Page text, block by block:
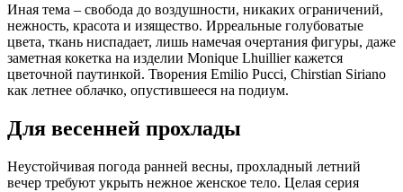
Иная тема – свобода до воздушности, никаких ограничений,
нежность, красота и изящество. Ирреальные голубоватые
цвета, ткань ниспадает, лишь намечая очертания фигуры, даже
заметная кокетка на изделии Monique Lhuillier кажется
цветочной паутинкой. Творения Emilio Pucci, Chirstian Siriano
как летнее облачко, опустившееся на подиум.
Для весенней прохлады
Неустойчивая погода ранней весны, прохладный летний
вечер требуют укрыть нежное женское тело. Целая серия